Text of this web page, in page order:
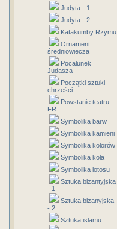
Judyta - 1
Judyta - 2
Katakumby Rzymu
Ornament
średniowiecza
Pocałunek
Judasza
Początki sztuki
chrześci.
Powstanie teatru
FR
Symbolika barw
Symbolika kamieni
Symbolika kolorów
Symbolika koła
Symbolika lotosu
Sztuka bizantyjska
- 1
Sztuka bizanyjska
- 2
Sztuka islamu